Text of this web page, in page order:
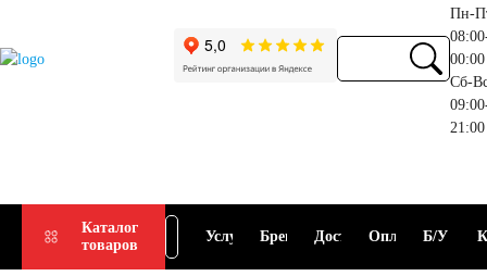
Пн-
00:00
Сб-
21:00
Каталог
товаров
Подбор
АКБ
Услуги Бренды ДоставкаОплата Б/У